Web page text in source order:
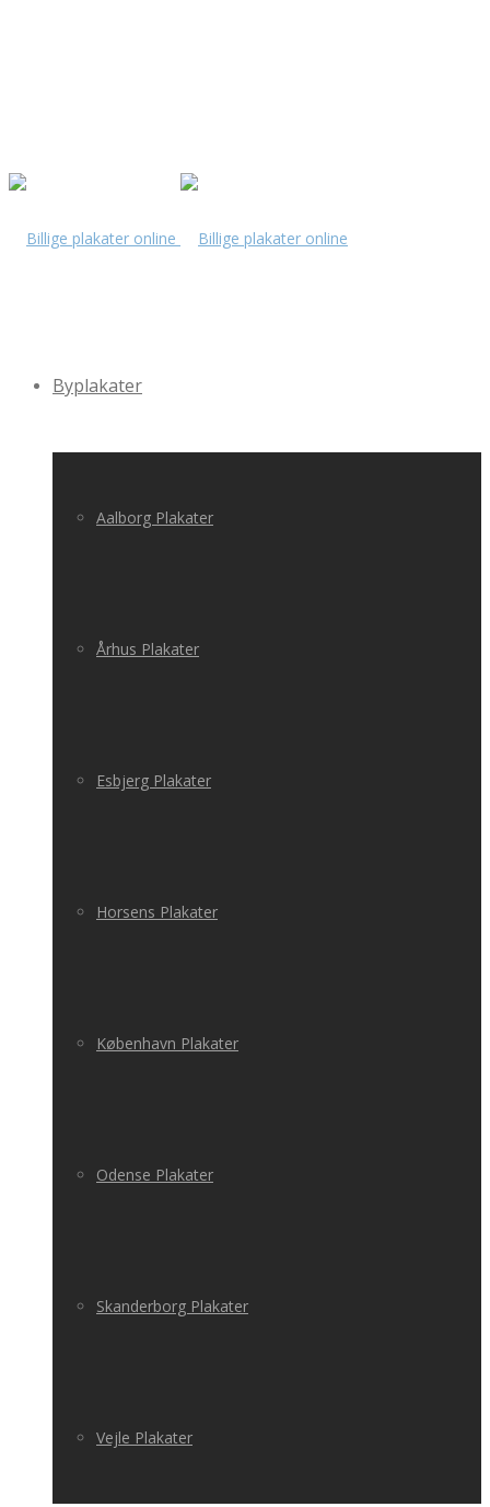
Byplakater
Aalborg Plakater
Århus Plakater
Esbjerg Plakater
Horsens Plakater
København Plakater
Odense Plakater
Skanderborg Plakater
Vejle Plakater